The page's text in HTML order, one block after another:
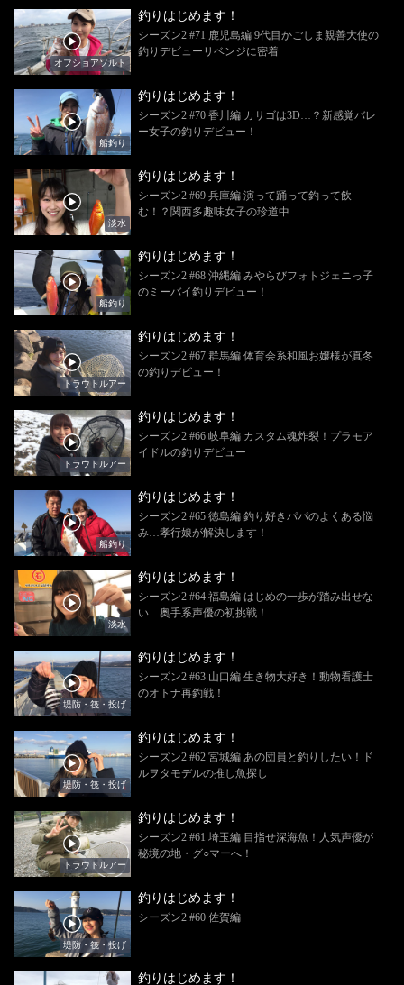
オフショアソルト
釣りはじめます！
シーズン2 #71 鹿児島編 9代目かごしま親善大使の
釣りデビューリベンジに密着
船釣り
釣りはじめます！
シーズン2 #70 香川編 カサゴは3D…？新感覚バレ
ー女子の釣りデビュー！
淡水
釣りはじめます！
シーズン2 #69 兵庫編 演って踊って釣って飲
む！？関西多趣味女子の珍道中
船釣り
釣りはじめます！
シーズン2 #68 沖縄編 みやらびフォトジェニっ子
のミーバイ釣りデビュー！
トラウトルアー
釣りはじめます！
シーズン2 #67 群馬編 体育会系和風お嬢様が真冬
の釣りデビュー！
トラウトルアー
釣りはじめます！
シーズン2 #66 岐阜編 カスタム魂炸裂！プラモア
イドルの釣りデビュー
船釣り
釣りはじめます！
シーズン2 #65 徳島編 釣り好きパパのよくある悩
み…孝行娘が解決します！
淡水
釣りはじめます！
シーズン2 #64 福島編 はじめの一歩が踏み出せな
い…奥手系声優の初挑戦！
堤防・筏・投げ
釣りはじめます！
シーズン2 #63 山口編 生き物大好き！動物看護士
のオトナ再釣戦！
堤防・筏・投げ
釣りはじめます！
シーズン2 #62 宮城編 あの団員と釣りしたい！ド
ルヲタモデルの推し魚探し
トラウトルアー
釣りはじめます！
シーズン2 #61 埼玉編 目指せ深海魚！人気声優が
秘境の地・グ○マーへ！
堤防・筏・投げ
釣りはじめます！
シーズン2 #60 佐賀編
釣りはじめます！